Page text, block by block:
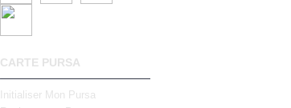
CARTE PURSA
Initialiser Mon Pursa